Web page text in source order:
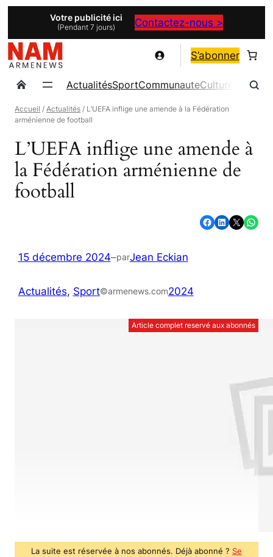
contenu
Votre publicité ici
(Pendant 7 jours) Contactez-nous >
S’abonner
ActualitésSportCommunauteCulture
Accueil /Actualités / L’UEFA inflige une amende à la Fédération
arménienne de football
L’UEFA inflige une amende à
la Fédération arménienne de
football
Partager sur Facebook Partager sur LinkedIn Partager sur X Partager sur WhatsApp
15 décembre 2024–parJean Eckian
Actualités, Sport©armenews.com2024
Article complet reservé aux abonnés
La suite est réservée à nos abonnés. Déjà abonné ? Se